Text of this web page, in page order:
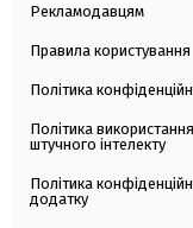
Рекламодавцям
Правила користування
Політика
Політика використання
штучного інтелекту
Політика
додатку